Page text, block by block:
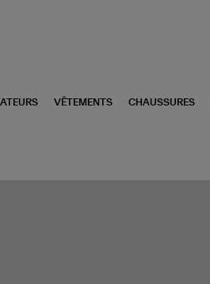
VÊTEMENTS CHAUSSURES